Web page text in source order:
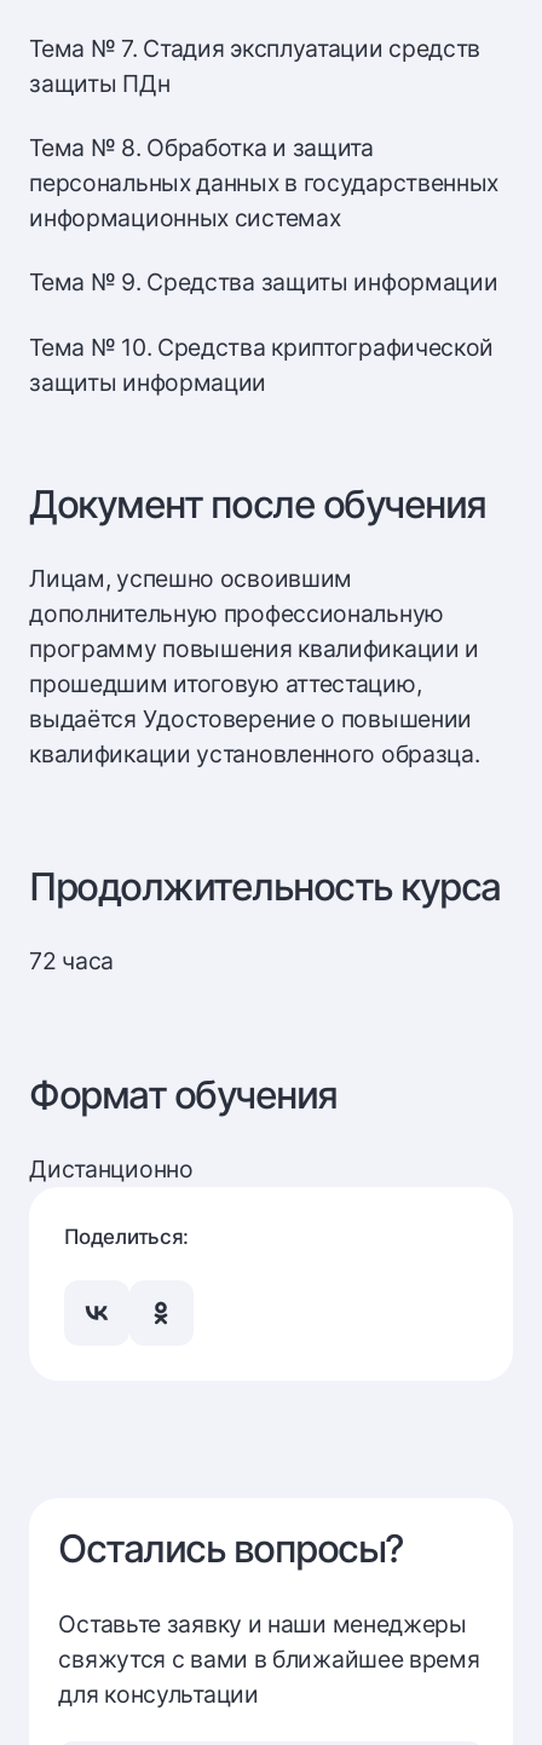
Тема № 7. Стадия эксплуатации средств
защиты ПДн
Тема № 8. Обработка и защита
персональных данных в государственных
информационных системах
Тема № 9. Средства защиты информации
Тема № 10. Средства криптографической
защиты информации
Документ после обучения
Лицам, успешно освоившим
дополнительную профессиональную
программу повышения квалификации и
прошедшим итоговую аттестацию,
выдаётся Удостоверение о повышении
квалификации установленного образца.
Продолжительность курса
72 часа
Формат обучения
Дистанционно
Поделиться:
Остались вопросы?
Оставьте заявку и наши менеджеры
свяжутся с вами в ближайшее время
для консультации